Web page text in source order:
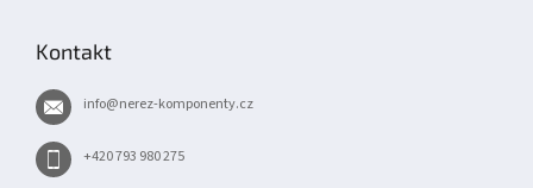
Kontakt
info@nerez-komponenty.cz
+420 793 980 275